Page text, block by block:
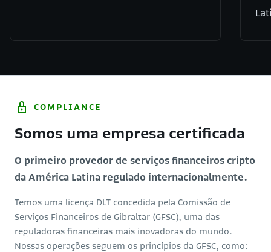
COMPLIANCE
Somos uma empresa certificada
O primeiro provedor de serviços financeiros cripto
da América Latina regulado internacionalmente.
Temos uma licença DLT concedida pela Comissão de
Serviços Financeiros de Gibraltar (GFSC), uma das
reguladoras financeiras mais inovadoras do mundo.
Nossas operações seguem os princípios da GFSC, como: